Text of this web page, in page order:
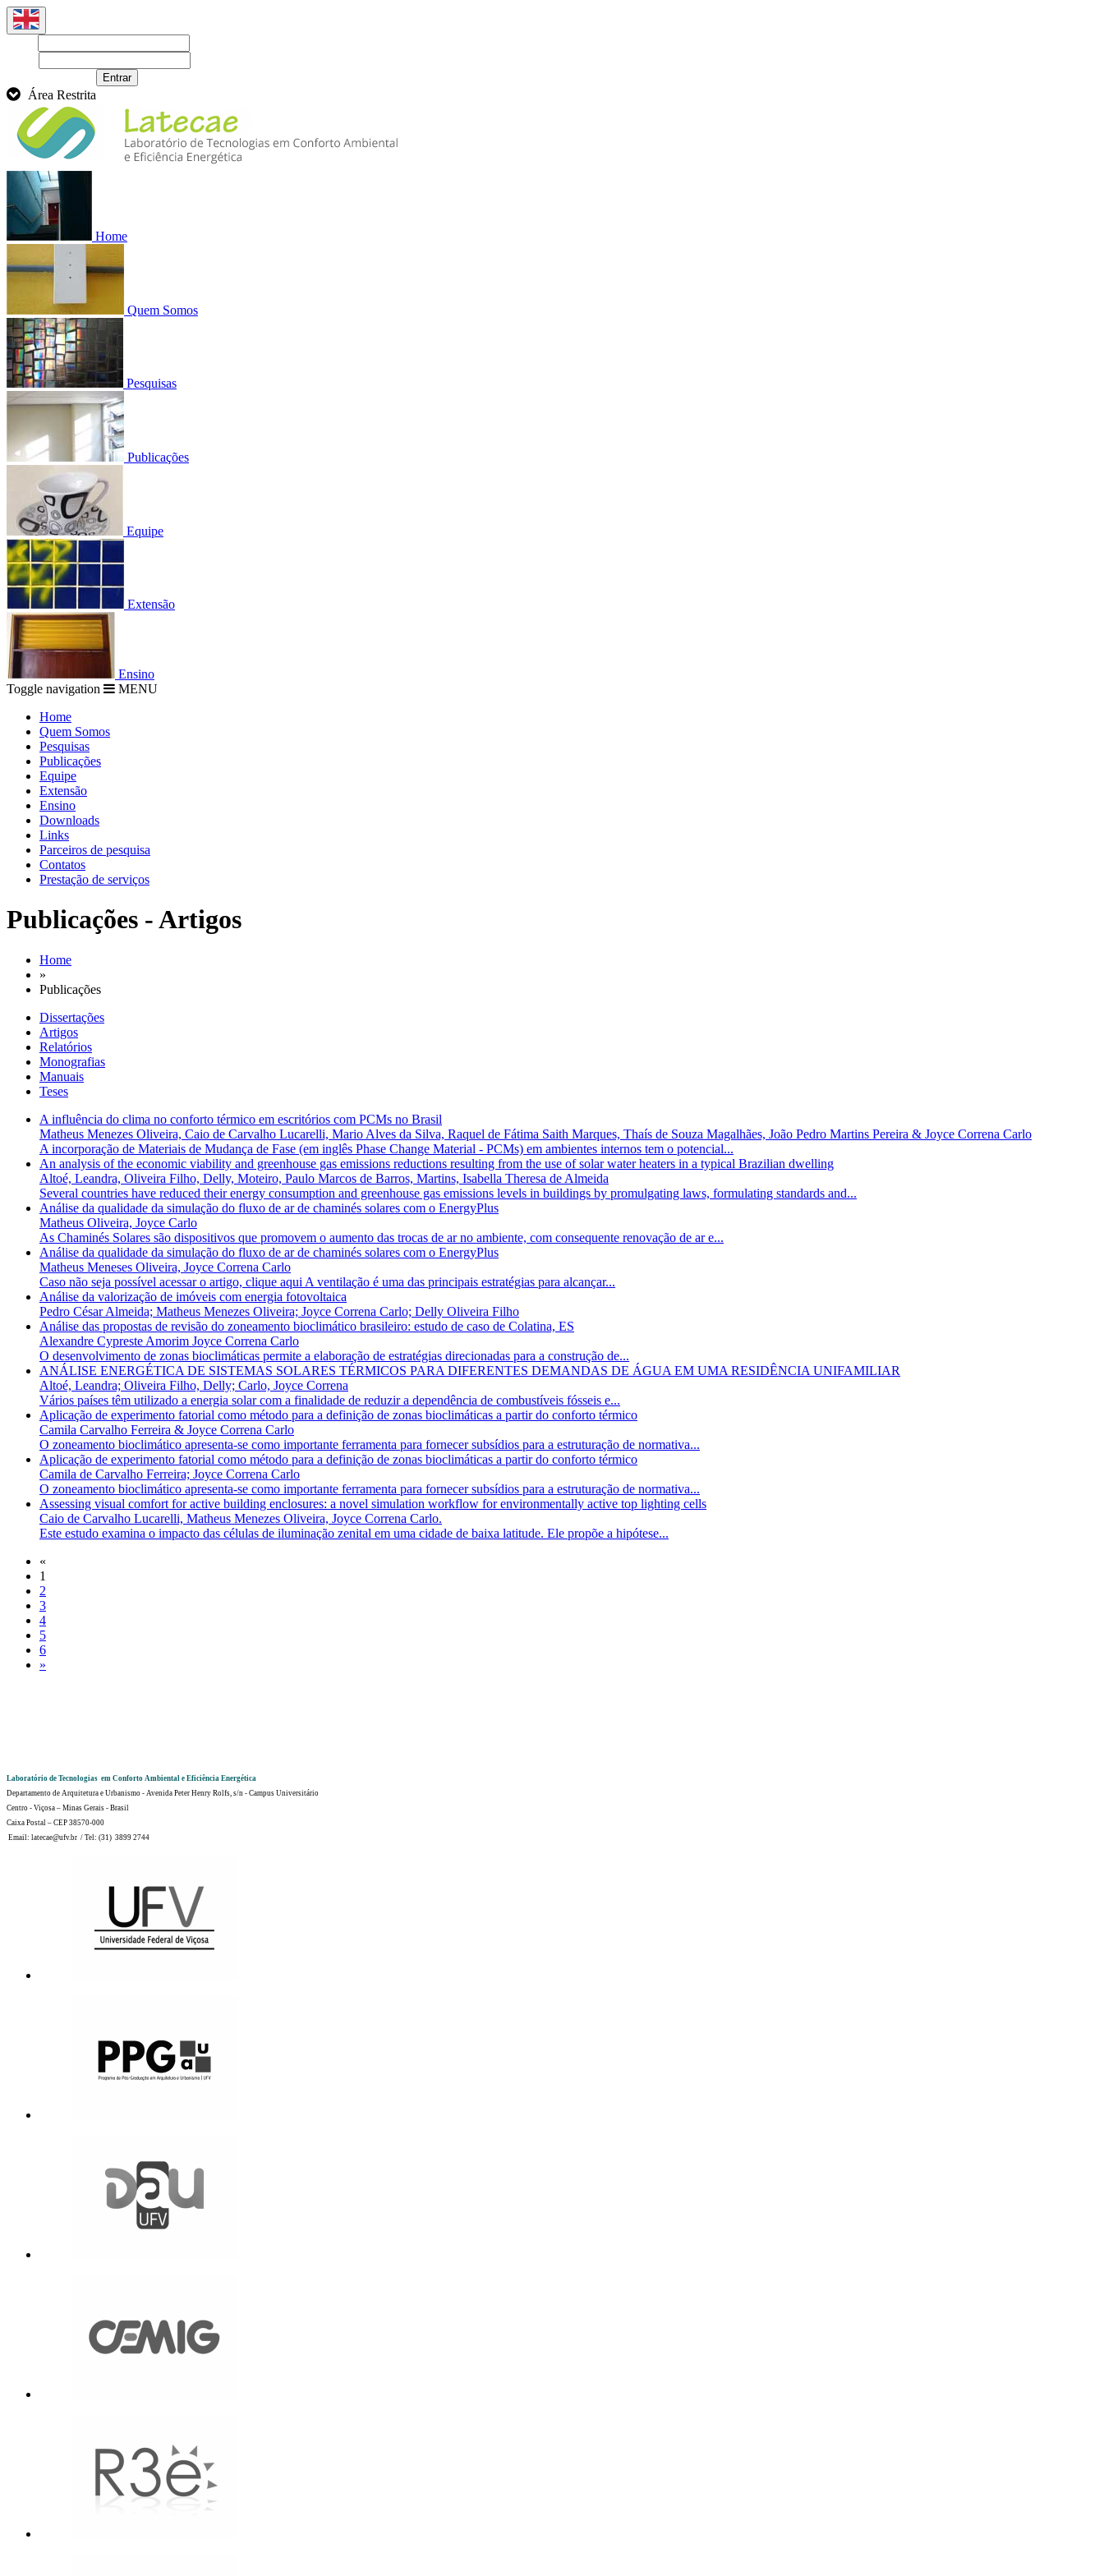
Entrar
Área Restrita
Home
Quem Somos
Pesquisas
Publicações
Equipe
Extensão
Ensino
Toggle navigation
MENU
Home
Quem Somos
Pesquisas
Publicações
Equipe
Extensão
Ensino
Downloads
Links
Parceiros de pesquisa
Contatos
Prestação de serviços
Publicações - Artigos
Home
»
Publicações
Dissertações
Artigos
Relatórios
Monografias
Manuais
Teses
A influência do clima no conforto térmico em escritórios com PCMs no Brasil
Matheus Menezes Oliveira, Caio de Carvalho Lucarelli, Mario Alves da Silva, Raquel de Fátima Saith Marques, Thaís de Souza Magalhães, João Pedro Martins Pereira & Joyce Correna Carlo
A incorporação de Materiais de Mudança de Fase (em inglês Phase Change Material - PCMs) em ambientes internos tem o potencial...
An analysis of the economic viability and greenhouse gas emissions reductions resulting from the use of solar water heaters in a typical Brazilian dwelling
Altoé, Leandra, Oliveira Filho, Delly, Moteiro, Paulo Marcos de Barros, Martins, Isabella Theresa de Almeida
Several countries have reduced their energy consumption and greenhouse gas emissions levels in buildings by promulgating laws, formulating standards and...
Análise da qualidade da simulação do fluxo de ar de chaminés solares com o EnergyPlus
Matheus Oliveira, Joyce Carlo
As Chaminés Solares são dispositivos que promovem o aumento das trocas de ar no ambiente, com consequente renovação de ar e...
Análise da qualidade da simulação do fluxo de ar de chaminés solares com o EnergyPlus
Matheus Meneses Oliveira, Joyce Correna Carlo
Caso não seja possível acessar o artigo, clique aqui A ventilação é uma das principais estratégias para alcançar...
Análise da valorização de imóveis com energia fotovoltaica
Pedro César Almeida; Matheus Menezes Oliveira; Joyce Correna Carlo; Delly Oliveira Filho
Análise das propostas de revisão do zoneamento bioclimático brasileiro: estudo de caso de Colatina, ES
Alexandre Cypreste Amorim Joyce Correna Carlo
O desenvolvimento de zonas bioclimáticas permite a elaboração de estratégias direcionadas para a construção de...
ANÁLISE ENERGÉTICA DE SISTEMAS SOLARES TÉRMICOS PARA DIFERENTES DEMANDAS DE ÁGUA EM UMA RESIDÊNCIA UNIFAMILIAR
Altoé, Leandra; Oliveira Filho, Delly; Carlo, Joyce Correna
Vários países têm utilizado a energia solar com a finalidade de reduzir a dependência de combustíveis fósseis e...
Aplicação de experimento fatorial como método para a definição de zonas bioclimáticas a partir do conforto térmico
Camila Carvalho Ferreira & Joyce Correna Carlo
O zoneamento bioclimático apresenta-se como importante ferramenta para fornecer subsídios para a estruturação de normativa...
Aplicação de experimento fatorial como método para a definição de zonas bioclimáticas a partir do conforto térmico
Camila de Carvalho Ferreira; Joyce Correna Carlo
O zoneamento bioclimático apresenta-se como importante ferramenta para fornecer subsídios para a estruturação de normativa...
Assessing visual comfort for active building enclosures: a novel simulation workflow for environmentally active top lighting cells
Caio de Carvalho Lucarelli, Matheus Menezes Oliveira, Joyce Correna Carlo.
Este estudo examina o impacto das células de iluminação zenital em uma cidade de baixa latitude. Ele propõe a hipótese...
«
1
2
3
4
5
6
»
Laboratório de Tecnologias em Conforto Ambiental e Eficiência Energética
Departamento de Arquitetura e Urbanismo - Avenida Peter Henry Rolfs, s/n - Campus Universitário
Centro - Viçosa – Minas Gerais - Brasil
Caixa Postal – CEP 38570-000
Email: latecae@ufv.br / Tel: (31) 3899 2744